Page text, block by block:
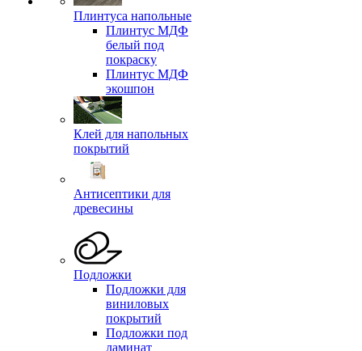
Плинтуса напольные
Плинтус МДФ
белый под
покраску
Плинтус МДФ
экошпон
Клей для напольных
покрытий
Антисептики для
древесины
Подложки
Подложки для
виниловых
покрытий
Подложки под
ламинат